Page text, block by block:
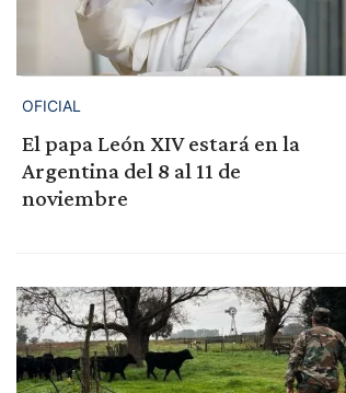
OFICIAL
El papa León XIV estará en la
Argentina del 8 al 11 de
noviembre